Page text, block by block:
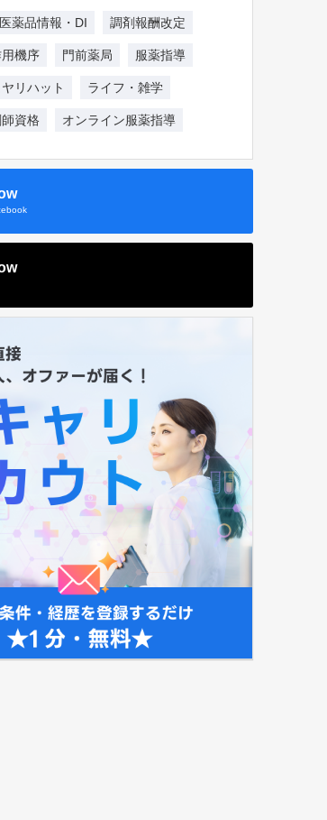
医薬品情報・DI 調剤報酬改定
機序 門前薬局 服薬指導
リハット ライフ・雑学
資格 オンライン服薬指導